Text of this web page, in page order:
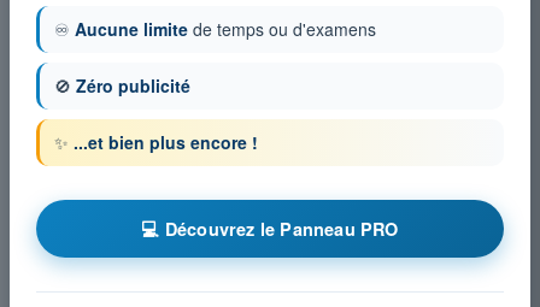
♾️ Aucune limite de temps ou d'examens
🚫 Zéro publicité
✨ ...et bien plus encore !
💻 Découvrez le Panneau PRO